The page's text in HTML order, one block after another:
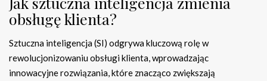
obsługę klienta?
Sztuczna inteligencja (SI) odgrywa kluczową rolę w
rewolucjonizowaniu obsługi klienta, wprowadzając
innowacyjne rozwiązania, które znacząco zwiększają